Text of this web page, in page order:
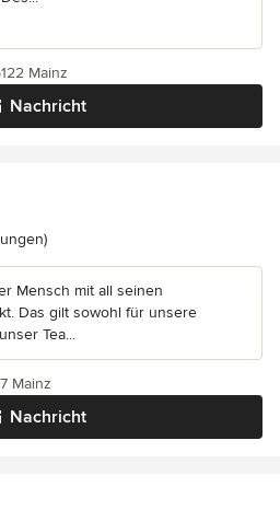
Nachricht
Mainz
5 von 5 Sternen
Mensch mit all seinen
Das gilt sowohl für unsere
Tea...
Nachricht
Mainz